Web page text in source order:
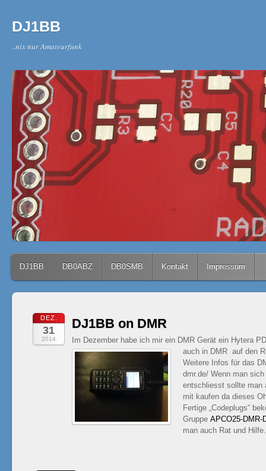
DJ1BB
..nix nur Amateurfunk
Main menu
Skip to content
DJ1BB DB0ABZ DB0SMB Kontakt Impressum
DEZ.
31
2014
DJ1BB on DMR
Im Dezember habe ich mir ein DMR Gerät ein Hytera
auch in DMR auf den
Weitere Infos für das
dmr.de/ Wenn man
entschliesst sollte man
mit kaufen da dieses
Fertige „Codeplugs“
Gruppe APCO25-DMR-
man auch Rat und Hilfe.